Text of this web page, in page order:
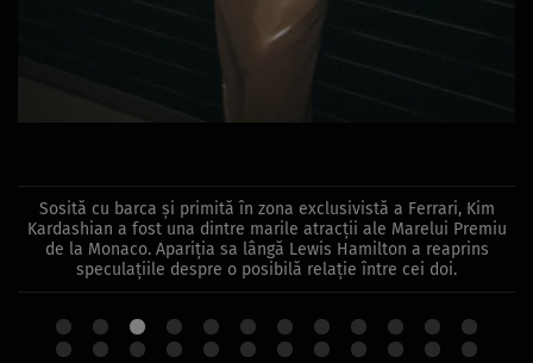
Sosită cu barca și primită în zona exclusivistă a Ferrari, Kim
Kardashian a fost una dintre marile atracții ale Marelui Premiu
de la Monaco. Apariția sa lângă Lewis Hamilton a reaprins
speculațiile despre o posibilă relație între cei doi.